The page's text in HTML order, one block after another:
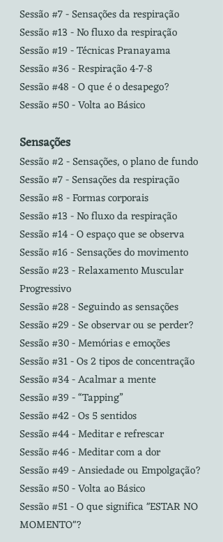
Sessão #7 - Sensações da respiração
Sessão #13 - No fluxo da respiração
Sessão #19 - Técnicas Pranayama
Sessão #36 - Respiração 4-7-8
Sessão #48 -O que é o desapego?
Sessão #50 - Volta ao Básico
Sensações
Sessão #2 - Sensações, o plano de fundo
Sessão #7 - Sensações da respiração
Sessão #8 - Formas corporais
Sessão #13 - No fluxo da respiração
Sessão #14 - O espaço que se observa
Sessão #16 - Sensações do movimento
Sessão #23 - Relaxamento Muscular
Progressivo
Sessão #28 - Seguindo as sensações
Sessão #29 - Se observar ou se perder?
Sessão #30 - Memórias e emoções
Sessão #31 - Os 2 tipos de concentração
Sessão #34 - Acalmar a mente
Sessão #39 - “Tapping”
Sessão #42 - Os 5 sentidos
Sessão #44 - Meditar e refrescar
Sessão #46 - Meditar com a dor
Sessão #49 -Ansiedade ou Empolgação?
Sessão #50 - Volta ao Básico
Sessão #51 - O que significa "ESTAR NO
MOMENTO"?